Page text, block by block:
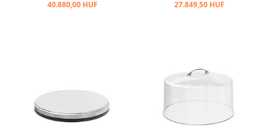
40.880,00 HUF 27.849,50 HUF